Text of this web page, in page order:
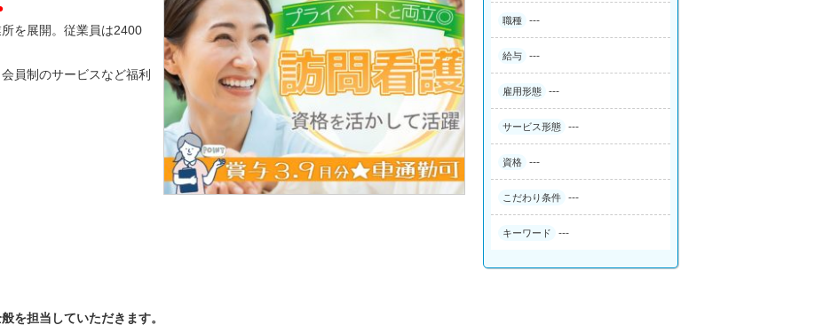
職種 ---
給与 ---
雇用形態 ---
サービス形態 ---
資格 ---
こだわり条件 ---
キーワード ---
を展開。従業員は2400
員制のサービスなど福利
を担当していただきます。